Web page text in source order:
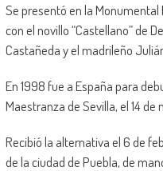
Se presentó en la Monumental
con el novillo “Castellano” de
Castañeda y el madrileño
En 1998 fue a España para
Maestranza de Sevilla, el 14 de
Recibió la alternativa el 6 de
de la ciudad de Puebla, de